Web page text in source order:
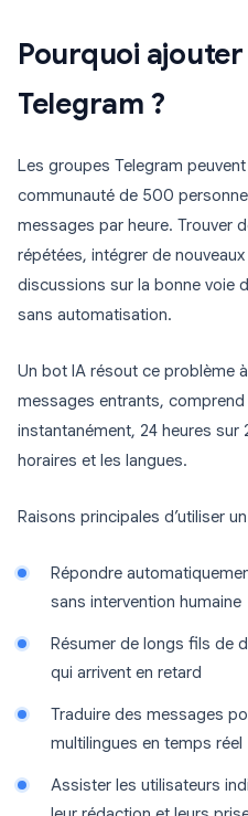
Pourquoi
Telegram ?
Les groupes Telegram
communauté de 500
messages par heure. Trouver
répétées, intégrer de
discussions sur la bonne voie
sans automatisation.
Un bot IA résout ce problème
messages entrants,
instantanément, 24 heures sur
horaires et les langues.
Raisons principales d’utiliser
Répondre
sans intervention humaine
Résumer de longs fils de
qui arrivent en retard
Traduire des messages
multilingues en temps réel
Assister les utilisateurs